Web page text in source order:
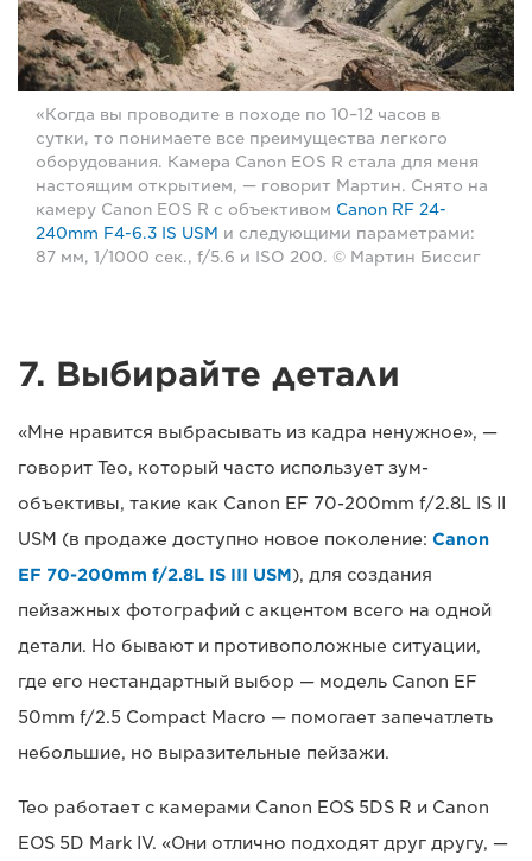
«Когда вы проводите в походе по 10–12 часов в
сутки, то понимаете все преимущества легкого
оборудования. Камера Canon EOS R стала для меня
настоящим открытием, — говорит Мартин. Снято на
камеру Canon EOS R с объективом Canon RF 24-
240mm F4-6.3 IS USM и следующими параметрами:
87 мм, 1/1000 сек., f/5.6 и ISO 200. © Мартин Биссиг
7. Выбирайте детали
«Мне нравится выбрасывать из кадра ненужное», —
говорит Тео, который часто использует зум-
объективы, такие как Canon EF 70-200mm f/2.8L IS II
USM (в продаже доступно новое поколение: Canon
EF 70-200mm f/2.8L IS III USM), для создания
пейзажных фотографий с акцентом всего на одной
детали. Но бывают и противоположные ситуации,
где его нестандартный выбор — модель Canon EF
50mm f/2.5 Compact Macro — помогает запечатлеть
небольшие, но выразительные пейзажи.
Тео работает с камерами Canon EOS 5DS R и Canon
EOS 5D Mark IV. «Они отлично подходят друг другу, —